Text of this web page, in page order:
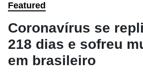
Featured
Coronavírus se
218 dias e sofreu
em brasileiro